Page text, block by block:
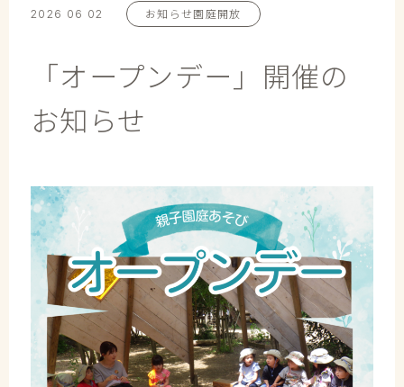
2026 06 02 お知らせ 園庭開放
「オープンデー」開催の
お知らせ